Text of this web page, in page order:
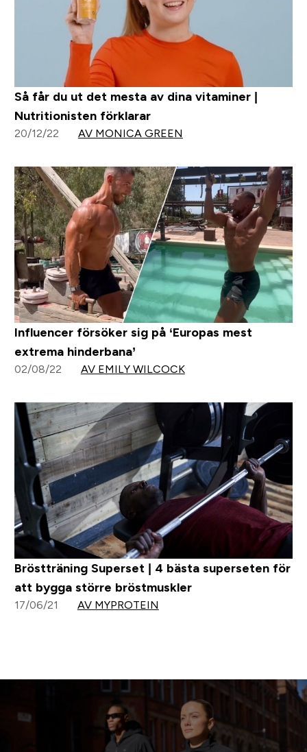
Så får du ut det mesta av dina vitaminer |
Nutritionisten förklarar
20/12/22 AV MONICA GREEN
Influencer försöker sig på ‘Europas mest
extrema hinderbana’
02/08/22 AV EMILY WILCOCK
Bröstträning Superset | 4 bästa superseten för
att bygga större bröstmuskler
17/06/21 AV MYPROTEIN